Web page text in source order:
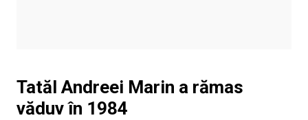
Tatăl Andreei Marin a rămas
văduv în 1984